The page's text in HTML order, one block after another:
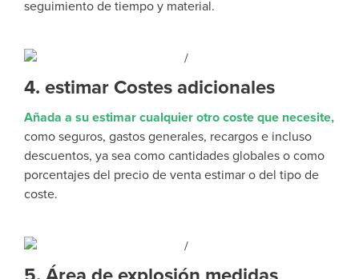
seguimiento de tiempo y material.
4. estimar Costes adicionales
Añada a su estimar cualquier otro coste que necesite,
como seguros, gastos generales, recargos e incluso
descuentos, ya sea como cantidades globales o como
porcentajes del precio de venta estimar o del tipo de
coste.